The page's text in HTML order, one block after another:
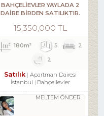
BAHÇELİEVLER YAYLADA 2
DAİRE BİRDEN SATILIKTIR.
15,350,000 TL
180m² 5
2
2
Satılık
Apartman Dairesi
İstanbul
Bahçelievler
MELTEM ÖNDER